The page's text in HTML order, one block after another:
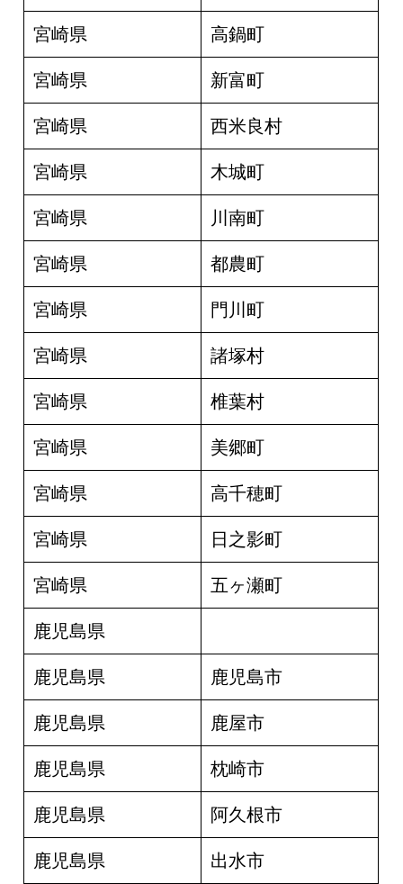
宮崎県 高鍋町
宮崎県 新富町
宮崎県 西米良村
宮崎県 木城町
宮崎県 川南町
宮崎県 都農町
宮崎県 門川町
宮崎県 諸塚村
宮崎県 椎葉村
宮崎県 美郷町
宮崎県 高千穂町
宮崎県 日之影町
宮崎県 五ヶ瀬町
鹿児島県
鹿児島県 鹿児島市
鹿児島県 鹿屋市
鹿児島県 枕崎市
鹿児島県 阿久根市
鹿児島県 出水市